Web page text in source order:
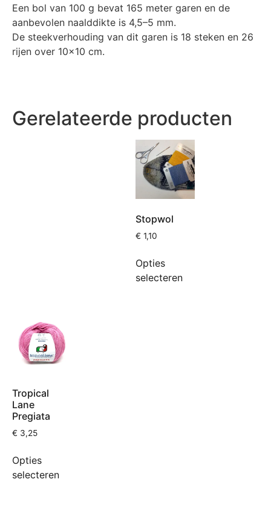
Gerelateerde producten
Stopwol
€ 1,10
Opties
selecteren
Tropical
Lane
Pregiata
€ 3,25
Opties
selecteren
Een bol van 100 g bevat 165 meter garen en de
aanbevolen naalddikte is 4,5–5 mm.
De steekverhouding van dit garen is 18 steken en 26
rijen over 10×10 cm.